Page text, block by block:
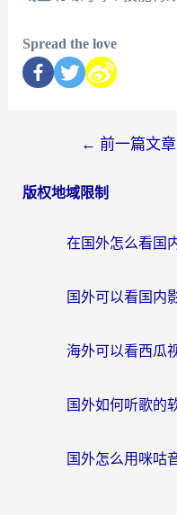
Spread the love
← 前一篇文章
版权地域限制